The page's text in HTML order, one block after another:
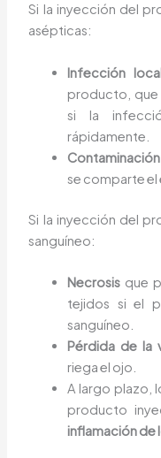
Si la inyección del
asépticas:
Infección
producto, que
si la
rápidamente.
Contaminación
se comparte el
Si la inyección del
sanguíneo:
Necrosis que
tejidos si el
sanguíneo.
Pérdida de la
riega el ojo.
A largo plazo,
producto
inflamación de